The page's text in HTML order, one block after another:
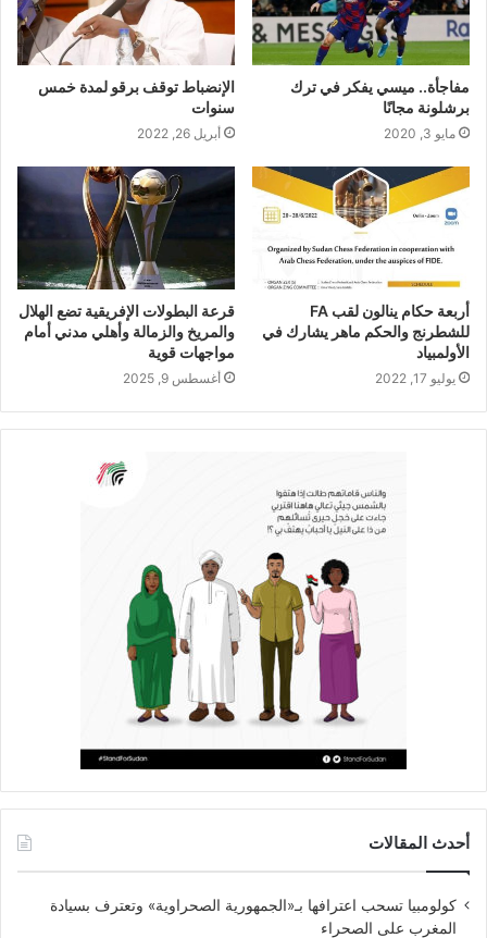
مفاجأة.. ميسي يفكر في ترك
برشلونة مجانًا
مايو 3, 2020
الإنضباط توقف برقو لمدة خمس
سنوات
أبريل 26, 2022
أربعة حكام ينالون لقب FA
للشطرنج والحكم ماهر يشارك في
الأولمبياد
يوليو 17, 2022
قرعة البطولات الإفريقية تضع الهلال
والمريخ والزمالة وأهلي مدني أمام
مواجهات قوية
أغسطس 9, 2025
أحدث المقالات
كولومبيا تسحب اعترافها بـ«الجمهورية الصحراوية» وتعترف بسيادة
المغرب على الصحراء